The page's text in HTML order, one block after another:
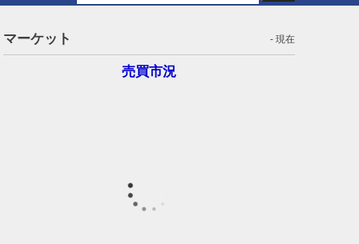
マーケット - 現在
売買市況